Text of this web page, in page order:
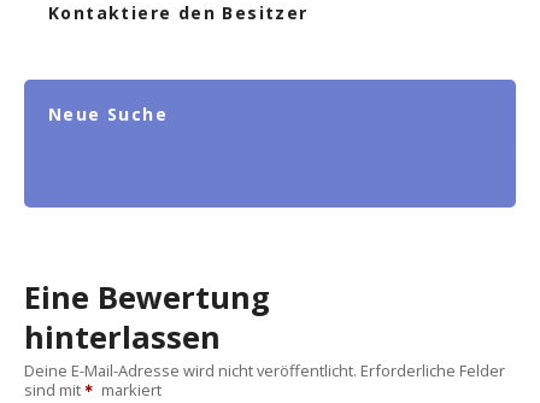
Kontaktiere den Besitzer
Neue Suche
Eine Bewertung
hinterlassen
Deine E-Mail-Adresse wird nicht veröffentlicht. Erforderliche Felder
sind mit
markiert